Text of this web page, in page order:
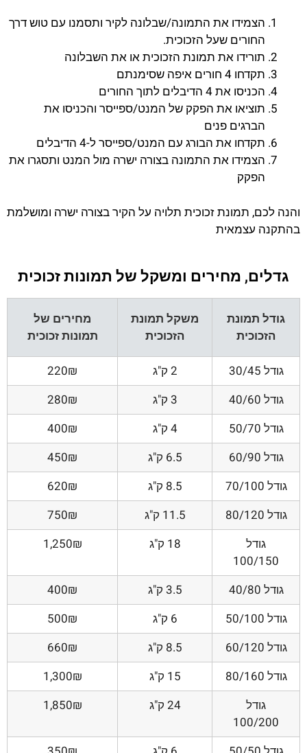
הצמידו את התמונה/שבלונה לקיר ותסמנו עם טוש דרך
החורים שעל הזכוכית.
תורידו את תמונת הזכוכית או את השבלונה
תקדחו 4 חורים איפה שסימנתם
הכניסו את 4 הדיבלים לתוך החורים
תוציאו את הפקק של המנט/ספייסר והכניסו את
הברגים פנים
תקדחו את הבורג עם המנט/ספייסר ל-4 הדיבלים
הצמידו את התמונה בצורה ישרה מול המנט ותסגרו את
הפקק
והנה לכם, תמונת זכוכית תלויה על הקיר בצורה ישרה ומושלמת
בהתקנה עצמאית
גדלים, מחירים ומשקל של תמונות זכוכית
גודל תמונת
הזכוכית
משקל תמונת
הזכוכית
מחירים של
תמונות זכוכית
גודל 30/45 2 ק"ג
220₪
גודל 40/60
3 ק"ג
280₪
גודל 50/70
4 ק"ג
400₪
גודל 60/90
6.5 ק"ג
450₪
גודל 70/100
8.5 ק"ג
620₪
גודל 80/120
11.5 ק"ג
750₪
גודל
100/150
18 ק"ג 1,250₪
גודל 40/80 3.5 ק"ג
400₪
גודל 50/100
6 ק"ג
500₪
גודל 60/120
8.5 ק"ג
660₪
גודל 80/160
15 ק"ג
1,300₪
גודל
100/200
24 ק"ג 1,850₪